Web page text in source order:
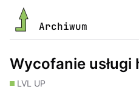
Archiwum
Wycofanie usługi
LVL UP